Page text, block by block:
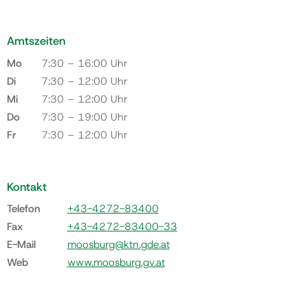
Amtszeiten
Mo
7:30 – 16:00 Uhr
Di
7:30 – 12:00 Uhr
Mi
7:30 – 12:00 Uhr
Do
7:30 – 19:00 Uhr
Fr
7:30 – 12:00 Uhr
Kontakt
Telefon
+43-4272-83400
Fax
+43-4272-83400-33
E-Mail
moosburg@ktn.gde.at
Web
www.moosburg.gv.at